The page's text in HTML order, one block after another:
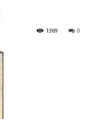
0
1369